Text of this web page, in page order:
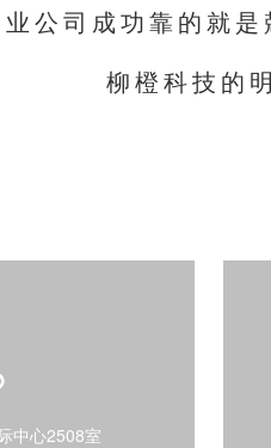
公司成功靠的就
柳橙科技的
中心2508室